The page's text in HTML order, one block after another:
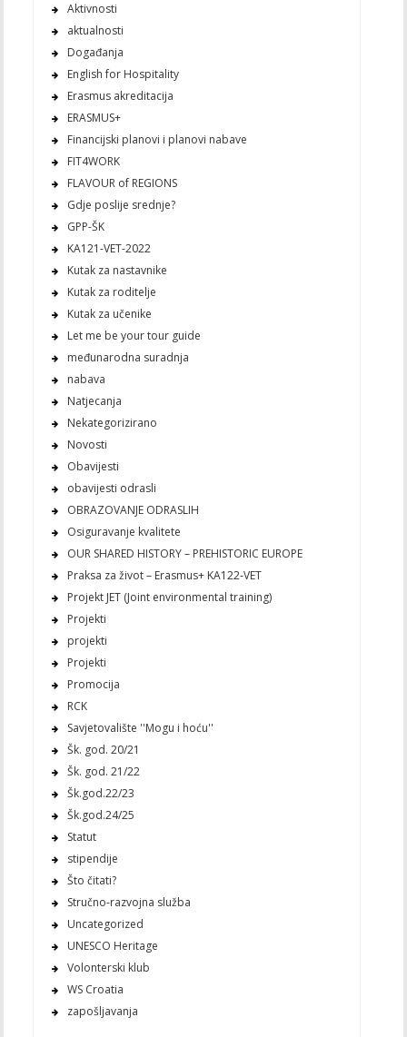
Aktivnosti
aktualnosti
Događanja
English for Hospitality
Erasmus akreditacija
ERASMUS+
Financijski planovi i planovi nabave
FIT4WORK
FLAVOUR of REGIONS
Gdje poslije srednje?
GPP-ŠK
KA121-VET-2022
Kutak za nastavnike
Kutak za roditelje
Kutak za učenike
Let me be your tour guide
međunarodna suradnja
nabava
Natjecanja
Nekategorizirano
Novosti
Obavijesti
obavijesti odrasli
OBRAZOVANJE ODRASLIH
Osiguravanje kvalitete
OUR SHARED HISTORY – PREHISTORIC EUROPE
Praksa za život – Erasmus+ KA122-VET
Projekt JET (Joint environmental training)
Projekti
projekti
Projekti
Promocija
RCK
Savjetovalište ''Mogu i hoću''
Šk. god. 20/21
Šk. god. 21/22
Šk.god.22/23
Šk.god.24/25
Statut
stipendije
Što čitati?
Stručno-razvojna služba
Uncategorized
UNESCO Heritage
Volonterski klub
WS Croatia
zapošljavanja